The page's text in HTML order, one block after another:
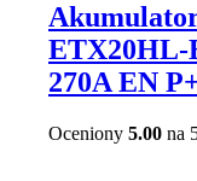
ETX20HL-
270A EN
Oceniony 5.00 na